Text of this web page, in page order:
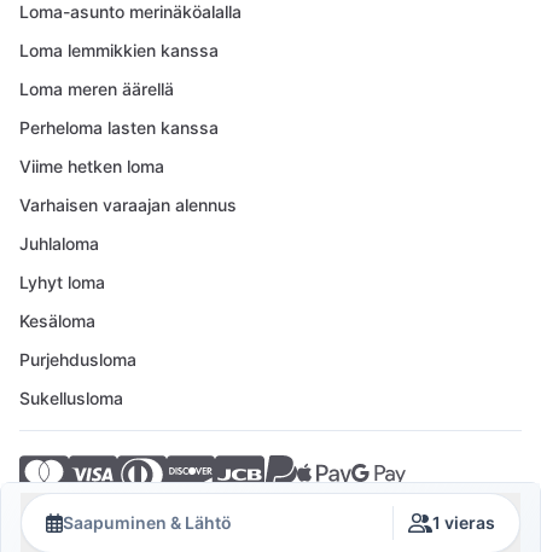
Saapuminen & Lähtö 1 vieras
Loma-asunto merinäköalalla
Loma lemmikkien kanssa
Loma meren äärellä
Perheloma lasten kanssa
Viime hetken loma
Varhaisen varaajan alennus
Juhlaloma
Lyhyt loma
Kesäloma
Purjehdusloma
Sukellusloma
© 2026 Crovillas GmbH